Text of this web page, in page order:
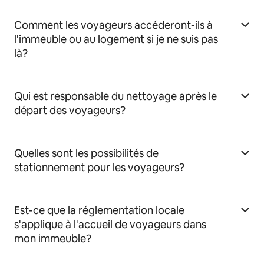
Comment les voyageurs accéderont-ils à
l'immeuble ou au logement si je ne suis pas
là?
Qui est responsable du nettoyage après le
départ des voyageurs?
Quelles sont les possibilités de
stationnement pour les voyageurs?
Est-ce que la réglementation locale
s'applique à l'accueil de voyageurs dans
mon immeuble?